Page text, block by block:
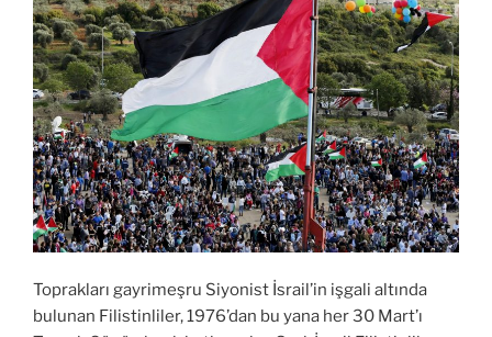
Toprakları gayrimeşru Siyonist İsrail’in işgali altında
bulunan Filistinliler, 1976’dan bu yana her 30 Mart’ı